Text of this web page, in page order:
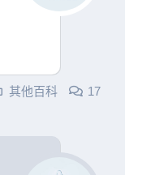
其他百科 17